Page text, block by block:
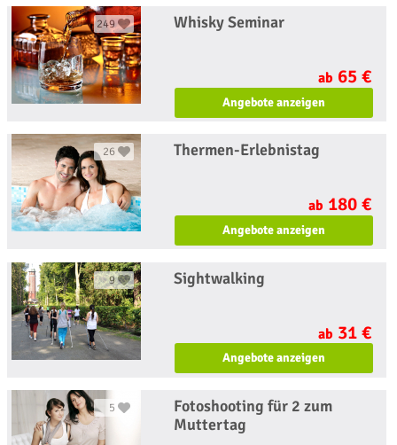
249 Whisky Seminar
ab 65 €
Angebote anzeigen
26 Thermen-Erlebnistag
ab 180 €
Angebote anzeigen
9 Sightwalking
ab 31 €
Angebote anzeigen
5
Fotoshooting für 2 zum
Muttertag